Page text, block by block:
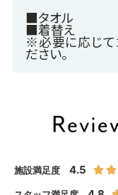
■タオル
■着替え
※必要に応じて
ださい。